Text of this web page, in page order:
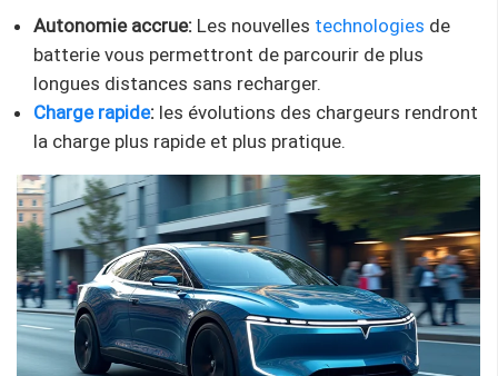
Autonomie accrue: Les nouvelles technologies de
batterie vous permettront de parcourir de plus
longues distances sans recharger.
Charge rapide: les évolutions des chargeurs rendront
la charge plus rapide et plus pratique.